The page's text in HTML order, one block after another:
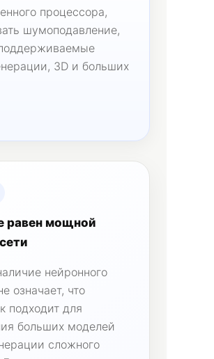
процессора,
шумоподавление,
3D и больших
равен мощной
нейронного
означает, что
подходит для
больших моделей
сложного